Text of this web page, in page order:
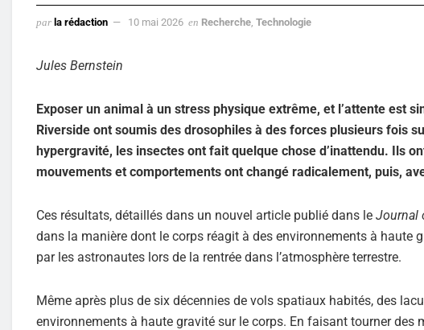
par la rédaction 10 mai 2026 en Recherche Technologie
Jules Bernstein
Exposer un animal à un stress physique extrême, et l’attente est
Riverside ont soumis des drosophiles à des forces plusieurs fois
hypergravité, les insectes ont fait quelque chose d’inattendu. Ils
mouvements et comportements ont changé radicalement, puis,
Ces résultats, détaillés dans un nouvel article publié dans le Journal
dans la manière dont le corps réagit à des environnements à haute
par les astronautes lors de la rentrée dans l’atmosphère terrestre.
Même après plus de six décennies de vols spatiaux habités, des
environnements à haute gravité sur le corps. En faisant tourner des